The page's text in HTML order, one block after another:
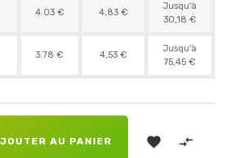
4.03 € 4,83 €
Jusqu'à
30,18 €
3.78 € 4,53 €
Jusqu'à
75,45 €
AU PANIER  